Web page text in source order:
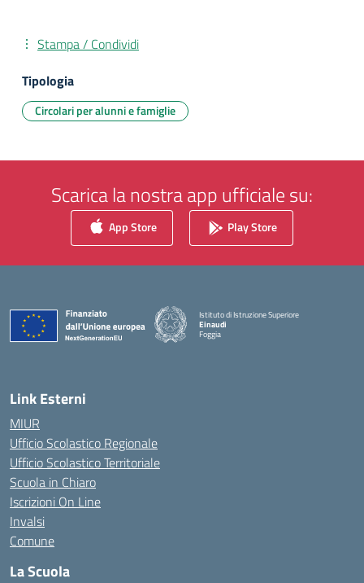
Stampa / Condividi
Tipologia
Circolari per alunni e famiglie
Scarica la nostra app ufficiale su:
App Store Play Store
Istituto di Istruzione Superiore
Einaudi
Foggia
— Visita la pagina iniziale della scuola
Link Esterni
MIUR
Ufficio Scolastico Regionale
Ufficio Scolastico Territoriale
Scuola in Chiaro
Iscrizioni On Line
Invalsi
Comune
La Scuola